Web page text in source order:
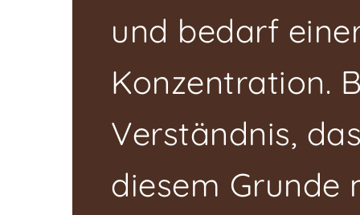
und bedarf
Konzentration.
Verständnis,
diesem Grunde